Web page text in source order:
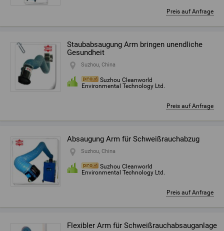
Preis auf Anfrage
Staubabsaugung Arm bringen unendliche
Gesundheit
Suzhou, China
Suzhou Cleanworld
Environmental Technology Ltd.
Preis auf Anfrage
Absaugung Arm für Schweißrauchabzug
Suzhou, China
Suzhou Cleanworld
Environmental Technology Ltd.
Preis auf Anfrage
Flexibler Arm für Schweißrauchabsauganlage